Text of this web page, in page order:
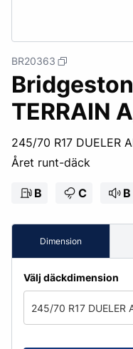
BR20363
TERRAIN
245/70 R17 DUELER
Året runt-däck
B C
Dimension
Välj däckdimension